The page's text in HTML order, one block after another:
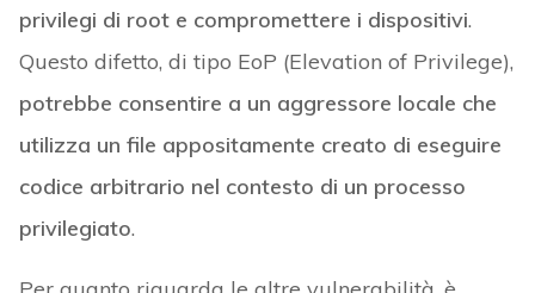
privilegi di root e compromettere i dispositivi.
Questo difetto, di tipo EoP (Elevation of Privilege),
potrebbe consentire a un aggressore locale che
utilizza un file appositamente creato di eseguire
codice arbitrario nel contesto di un processo
privilegiato.